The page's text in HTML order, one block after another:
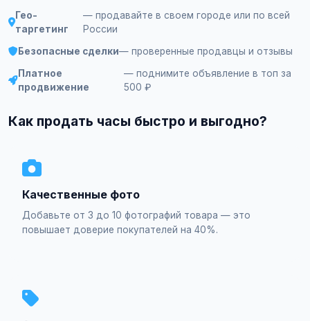
Гео-
таргетинг
— продавайте в своем городе или по всей
России
Безопасные сделки— проверенные продавцы и отзывы
Платное
продвижение
— поднимите объявление в топ за
500 ₽
Как продать часы быстро и выгодно?
Качественные фото
Добавьте от 3 до 10 фотографий товара — это
повышает доверие покупателей на 40%.